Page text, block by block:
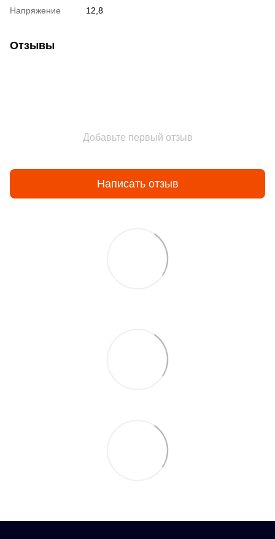
Напряжение 12,8
Отзывы
Добавьте первый отзыв
Написать отзыв